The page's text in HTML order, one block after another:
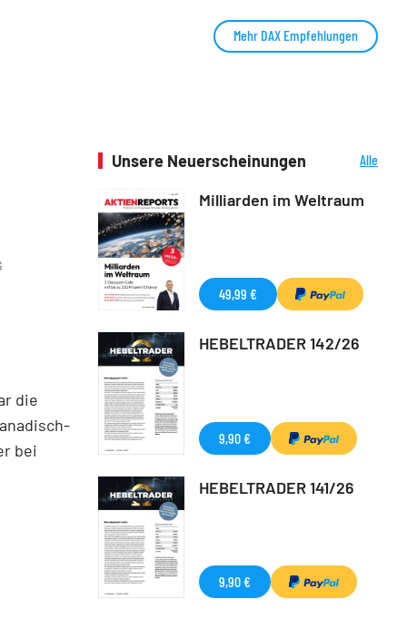
die
bei
Mehr DAX Empfehlungen
Unsere Neuerscheinungen
Alle
Milliarden im Weltraum
49,99 €
HEBELTRADER 142/26
9,90 €
HEBELTRADER 141/26
9,90 €